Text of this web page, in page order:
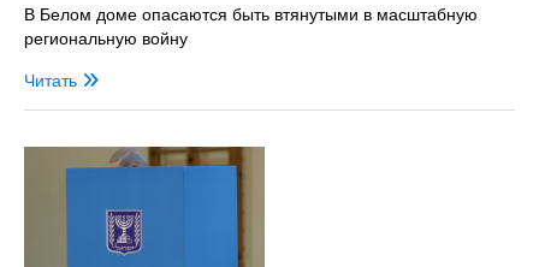
В Белом доме опасаются быть втянутыми в масштабную
региональную войну
Читать